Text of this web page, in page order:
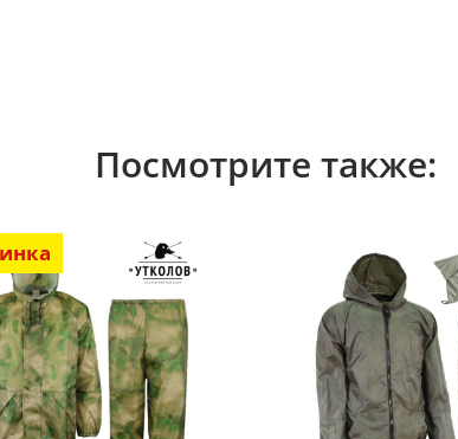
Посмотрите также: